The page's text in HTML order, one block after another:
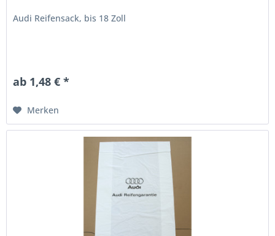
Audi Reifensack, bis 18 Zoll
ab 1,48 € *
Merken